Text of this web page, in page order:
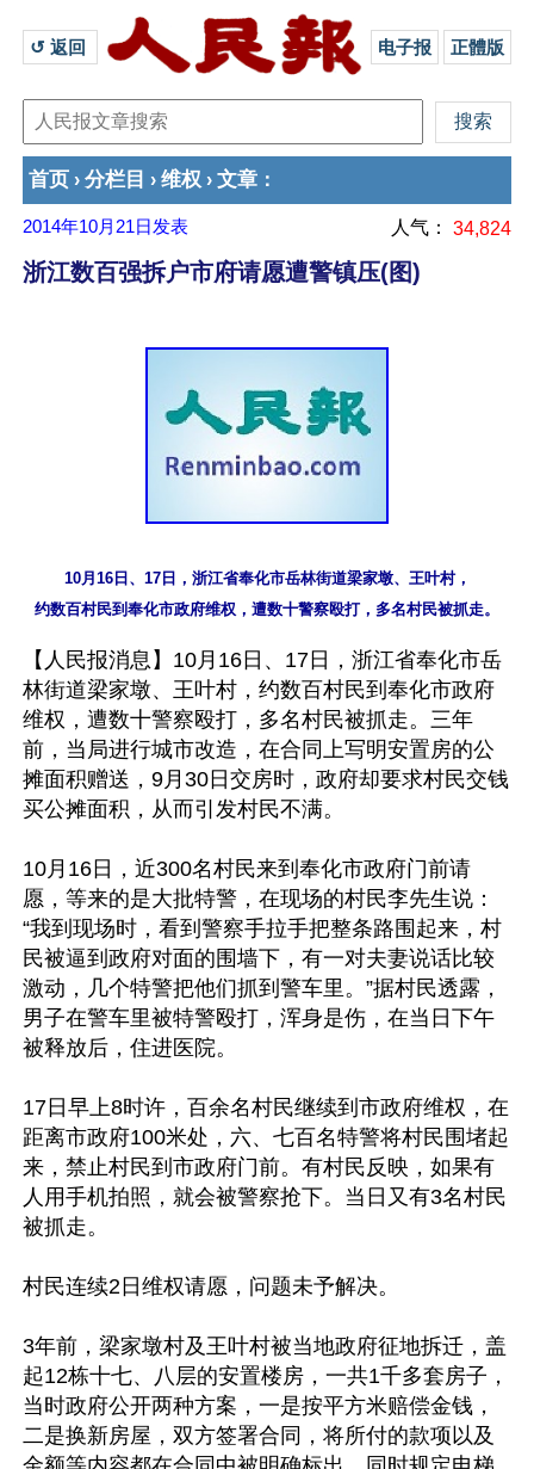
↺ 返回 电子报 正體版
首页 › 分栏目 › 维权 › 文章 ：
2014年10月21日 发表 人气： 34,824
浙江数百强拆户市府请愿遭警镇压(图)
10月16日、17日，浙江省奉化市岳林街道梁家墩、王叶村，
【人民报消息】10月16日、17日，浙江省奉化市岳
林街道梁家墩、王叶村，约数百村民到奉化市政府
维权，遭数十警察殴打，多名村民被抓走。三年
前，当局进行城市改造，在合同上写明安置房的公
摊面积赠送，9月30日交房时，政府却要求村民交钱
买公摊面积，从而引发村民不满。
10月16日，近300名村民来到奉化市政府门前请
愿，等来的是大批特警，在现场的村民李先生说：
“我到现场时，看到警察手拉手把整条路围起来，村
民被逼到政府对面的围墙下，有一对夫妻说话比较
激动，几个特警把他们抓到警车里。”据村民透露，
男子在警车里被特警殴打，浑身是伤，在当日下午
被释放后，住进医院。
17日早上8时许，百余名村民继续到市政府维权，在
距离市政府100米处，六、七百名特警将村民围堵起
来，禁止村民到市政府门前。有村民反映，如果有
人用手机拍照，就会被警察抢下。当日又有3名村民
被抓走。
村民连续2日维权请愿，问题未予解决。
3年前，梁家墩村及王叶村被当地政府征地拆迁，盖
起12栋十七、八层的安置楼房，一共1千多套房子，
当时政府公开两种方案，一是按平方米赔偿金钱，
二是换新房屋，双方签署合同，将所付的款项以及